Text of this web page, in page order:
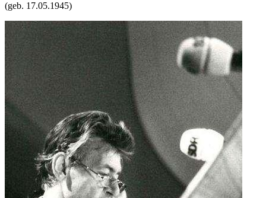
(geb. 17.05.1945)